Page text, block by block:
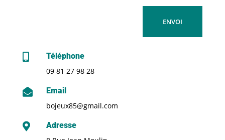
ENVOI

Téléphone
09 81 27 98 28

Email
bojeux85@gmail.com

Adresse